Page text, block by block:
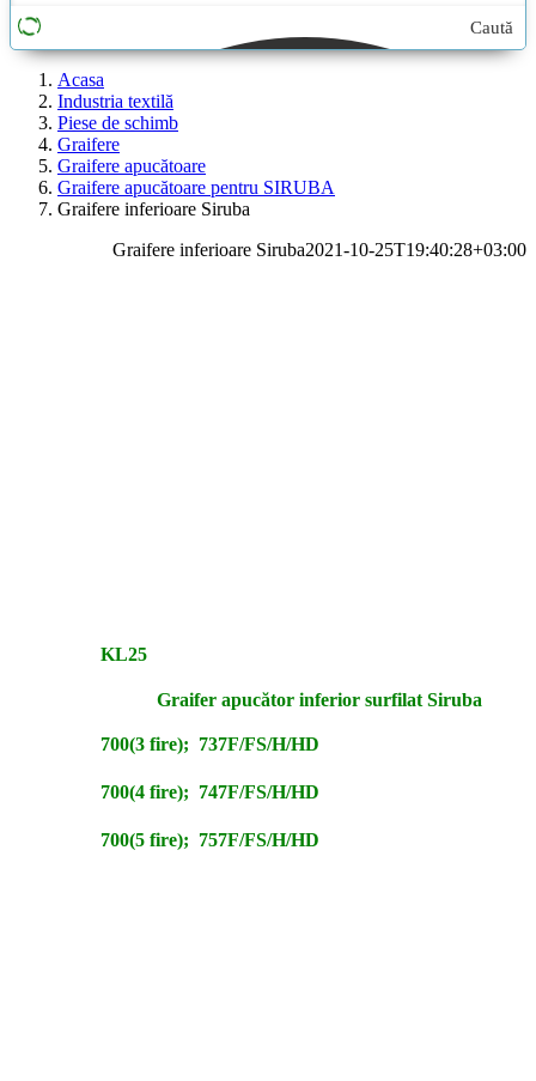
Caută
Acasa
Industria textilă
Piese de schimb
Graifere
Graifere apucătoare
Graifere apucătoare pentru SIRUBA
Graifere inferioare Siruba
Graifere inferioare Siruba2021-10-25T19:40:28+03:00
KL25
Graifer apucător inferior surfilat Siruba
700(3 fire); 737F/FS/H/HD
700(4 fire); 747F/FS/H/HD
700(5 fire); 757F/FS/H/HD